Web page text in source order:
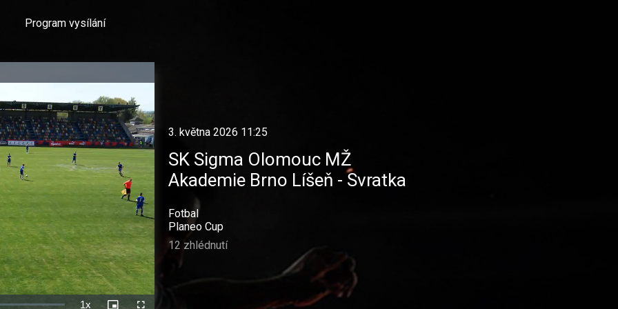
Program vysílání
1x
3. května 2026 11:25
SK Sigma Olomouc MŽ
Akademie Brno Líšeň - Svratka
Fotbal
Planeo Cup
12 zhlédnutí